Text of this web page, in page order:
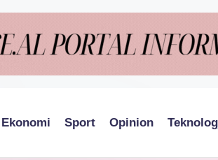
Ekonomi Sport Opinion